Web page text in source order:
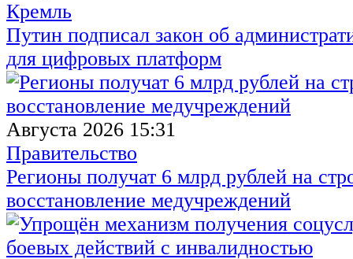
Кремль
Путин подписал закон об
для цифровых платформ
Августа 2026 15:31
Правительство
Регионы получат 6 млрд рублей на
восстановление медучреждений